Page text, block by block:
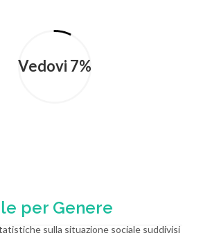
Vedovi 7%
per Genere
sulla situazione sociale suddivisi